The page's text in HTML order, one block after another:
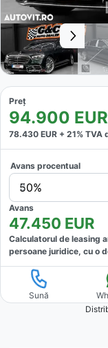
Preț
94.900 EUR
78.430 EUR + 21% TVA
Avans procentual
50%
Avans
47.450 EUR
Calculatorul de leasing
persoane juridice, cu o
Sună